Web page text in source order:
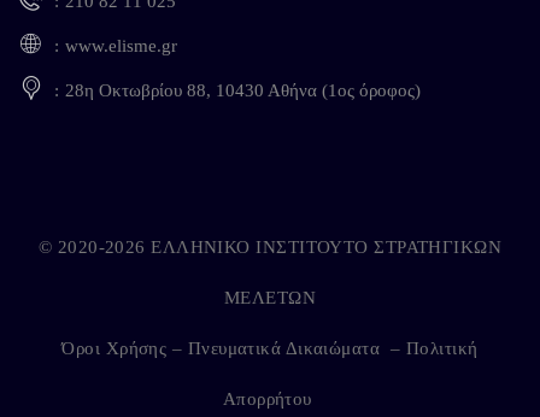
www.elisme.gr
28η Οκτωβρίου 88, 10430 Αθήνα (1ος όροφος)
© 2020-2026 ΕΛΛΗΝΙΚΟ ΙΝΣΤΙΤΟΥΤΟ ΣΤΡΑΤΗΓΙΚΩΝ
ΜΕΛΕΤΩΝ
Όροι Χρήσης – Πνευματικά Δικαιώματα – Πολιτική
Απορρήτου